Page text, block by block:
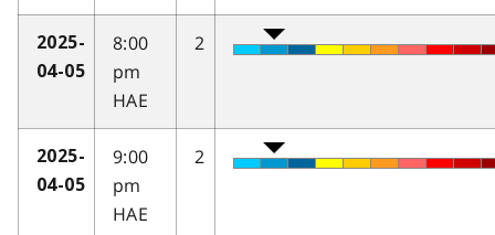
2025-
04-05
8:00
pm
HAE
2
2025-
04-05
9:00
pm
HAE
2